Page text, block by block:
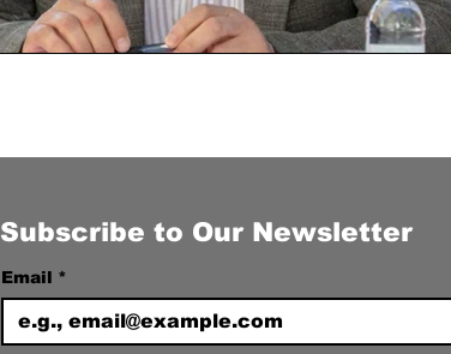
Subscribe to Our Newsletter
Email *